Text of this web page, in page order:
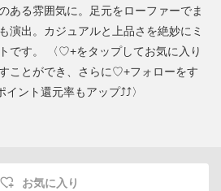
ある雰囲気に。足元をローファーでま
演出。カジュアルと上品さを絶妙にミ
です。 〈♡+をタップしてお気に入り
ことができ、さらに♡+フォローをす
ント還元率もアップ⤴︎⤴︎〉
お気に入り